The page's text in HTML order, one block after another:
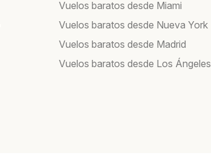
Vuelos baratos desde Miami
Vuelos baratos desde Nueva York
Vuelos baratos desde Madrid
Vuelos baratos desde Los Ángeles